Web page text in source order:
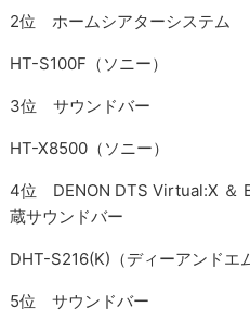
2位 ホームシアターシステム
HT-S100F（ソニー）
3位 サウンドバー
HT-X8500（ソニー）
4位 DENON DTS Virtual:X ＆
蔵サウンドバー
DHT-S216(K)（ディーアンドエ
5位 サウンドバー